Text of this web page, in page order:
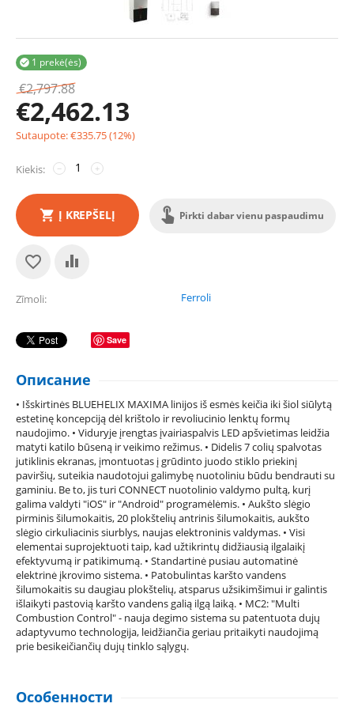
1 prekė(ės)

€2,797.88
€2,462.13
Sutaupote:€335.75(12%)
Kiekis: +
−
Į KREPŠELĮ Pirkti dabar vienu paspaudimu
Zīmoli Ferroli
Save
Описание
• Išskirtinės BLUEHELIX MAXIMA linijos iš esmės keičia iki šiol siūlytą
estetinę koncepciją dėl krištolo ir revoliucinio lenktų formų
naudojimo. • Viduryje įrengtas įvairiaspalvis LED apšvietimas leidžia
matyti katilo būseną ir veikimo režimus. • Didelis 7 colių spalvotas
jutiklinis ekranas, įmontuotas į grūdinto juodo stiklo priekinį
paviršių, suteikia naudotojui galimybę nuotoliniu būdu bendrauti su
gaminiu. Be to, jis turi CONNECT nuotolinio valdymo pultą, kurį
galima valdyti "iOS" ir "Android" programėlėmis. • Aukšto slėgio
pirminis šilumokaitis, 20 plokštelių antrinis šilumokaitis, aukšto
slėgio cirkuliacinis siurblys, naujas elektroninis valdymas. • Visi
elementai suprojektuoti taip, kad užtikrintų didžiausią ilgalaikį
efektyvumą ir patikimumą. • Standartinė pusiau automatinė
elektrinė įkrovimo sistema. • Patobulintas karšto vandens
šilumokaitis su daugiau plokštelių, atsparus užsikimšimui ir galintis
išlaikyti pastovią karšto vandens galią ilgą laiką. • MC2: "Multi
Combustion Control" - nauja degimo sistema su patentuota dujų
adaptyvumo technologija, leidžiančia geriau pritaikyti naudojimą
prie besikeičiančių dujų tinklo sąlygų.
Особенности